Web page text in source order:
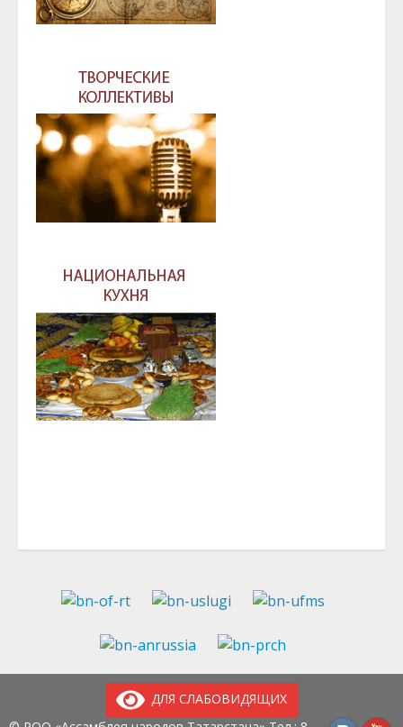
ДЛЯ СЛАБОВИДЯЩИХ